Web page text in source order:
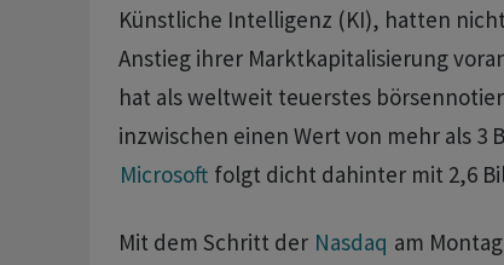
Künstliche Intelligenz (KI), hatten
Anstieg ihrer Marktkapitalisierung
hat als weltweit teuerstes
inzwischen einen Wert von mehr als 3
Microsoft folgt dicht dahinter mit 2,6
Mit dem Schritt der Nasdaq am